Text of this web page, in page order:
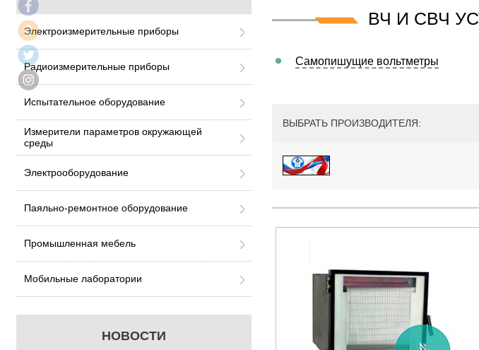
Электроизмерительные приборы
Радиоизмерительные приборы
Испытательное оборудование
Измерители параметров окружающей
среды
Электрооборудование
Паяльно-ремонтное оборудование
Промышленная мебель
Мобильные лаборатории
НОВОСТИ
ВЧ И СВЧ
Самопишущие вольтметры
ВЫБРАТЬ ПРОИЗВОДИТЕЛЯ: